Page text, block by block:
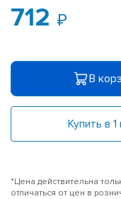
712
В
Купить в 1
*Цена действительна
отличаться от цен в